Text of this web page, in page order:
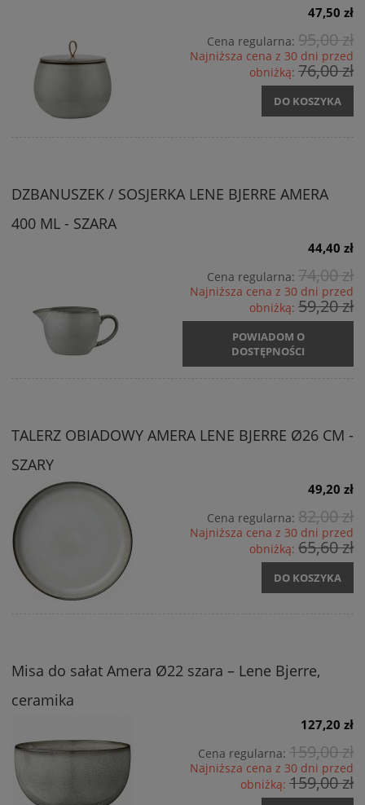
47,50 zł
Cena regularna: 95,00 zł
Najniższa cena z 30 dni przed
obniżką: 76,00 zł
DO KOSZYKA
DZBANUSZEK / SOSJERKA LENE BJERRE AMERA
400 ML - SZARA
44,40 zł
Cena regularna: 74,00 zł
Najniższa cena z 30 dni przed
obniżką: 59,20 zł
POWIADOM O
DOSTĘPNOŚCI
TALERZ OBIADOWY AMERA LENE BJERRE Ø26 CM -
SZARY
49,20 zł
Cena regularna: 82,00 zł
Najniższa cena z 30 dni przed
obniżką: 65,60 zł
DO KOSZYKA
Misa do sałat Amera Ø22 szara – Lene Bjerre,
ceramika
127,20 zł
Cena regularna: 159,00 zł
Najniższa cena z 30 dni przed
obniżką: 159,00 zł